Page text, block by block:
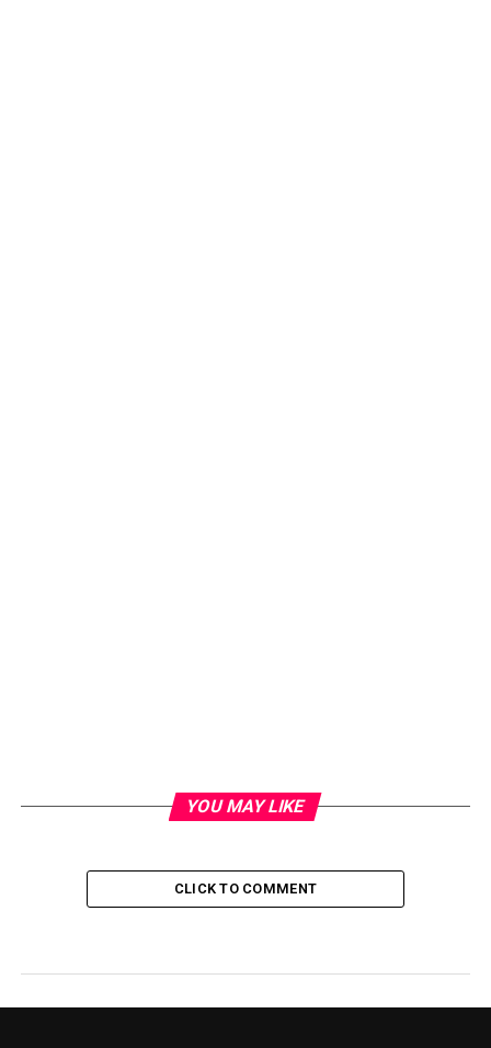
YOU MAY LIKE
CLICK TO COMMENT